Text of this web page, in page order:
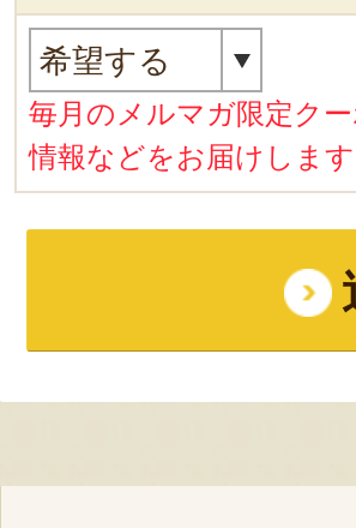
毎月のメルマガ限定ク
情報などをお届けします